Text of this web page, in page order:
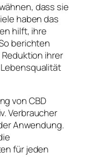
dass sie
haben das
hilft, ihre
berichten
ihrer
von CBD
Verbraucher
Anwendung.
für jeden